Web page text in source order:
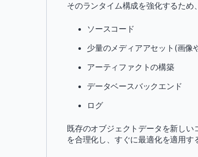
そのランタイム構成を強化するため
ソースコード
少量のメディアアセット(画像
アーティファクトの構築
データベースバックエンド
ログ
既存のオブジェクトデータを新し
を合理化し、すぐに最適化を適用す